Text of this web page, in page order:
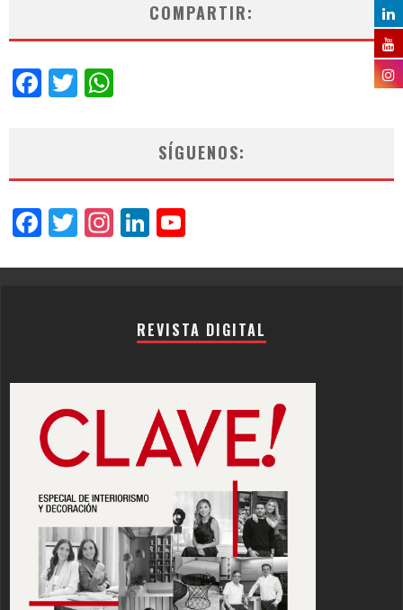
COMPARTIR:
Facebook
Twitter
SÍGUENOS:
Facebook
Twitter
Instagram
LinkedIn
REVISTA DIGITAL